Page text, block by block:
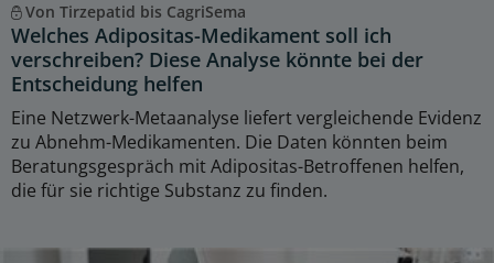
Von Tirzepatid bis CagriSema
Welches Adipositas-Medikament soll ich
verschreiben? Diese Analyse könnte bei der
Entscheidung helfen
Eine Netzwerk-Metaanalyse liefert vergleichende Evidenz
zu Abnehm-Medikamenten. Die Daten könnten beim
Beratungsgespräch mit Adipositas-Betroffenen helfen,
die für sie richtige Substanz zu finden.